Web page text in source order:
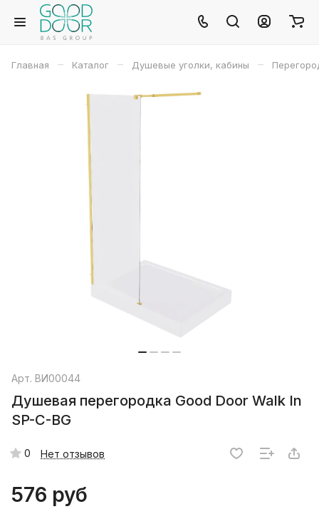
Главная – Каталог – Душевые уголки, кабины –
Арт. ВИ00044
Душевая перегородка Good Door Walk In
SP-C-BG
0 Нет отзывов
576 руб